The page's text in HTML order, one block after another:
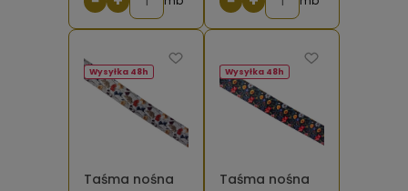
Taśma nośna
Wysyłka 48h
Taśma nośna
Wysyłka 48h